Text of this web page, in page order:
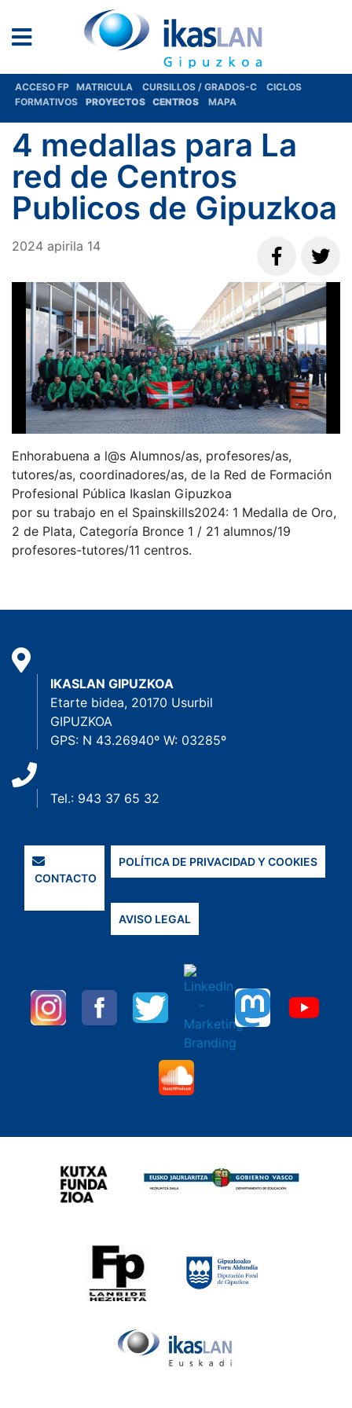
ACCESO FP MATRICULA CURSILLOS / GRADOS-C
CICLOS
FORMATIVOS
PROYECTOS CENTROS MAPA
4 medallas para La
red de Centros
Publicos de Gipuzkoa
2024 apirila 14
Enhorabuena a l@s Alumnos/as, profesores/as,
tutores/as, coordinadores/as, de la Red de Formación
Profesional Pública Ikaslan Gipuzkoa
por su trabajo en el Spainskills2024: 1 Medalla de Oro,
2 de Plata, Categoría Bronce 1 / 21 alumnos/19
profesores-tutores/11 centros.
IKASLAN GIPUZKOA
Etarte bidea, 20170 Usurbil
GIPUZKOA
GPS: N 43.26940º W: 03285º
Tel.: 943 37 65 32
CONTACTO
POLÍTICA DE PRIVACIDAD Y COOKIES
AVISO LEGAL